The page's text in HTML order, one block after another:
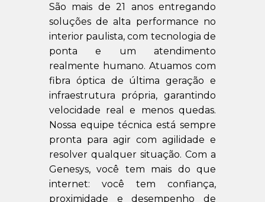
São mais de 21 anos entregando
soluções de alta performance no
interior paulista, com tecnologia de
ponta e um atendimento
realmente humano. Atuamos com
fibra óptica de última geração e
infraestrutura própria, garantindo
velocidade real e menos quedas.
Nossa equipe técnica está sempre
pronta para agir com agilidade e
resolver qualquer situação. Com a
Genesys, você tem mais do que
internet: você tem confiança,
proximidade e desempenho de